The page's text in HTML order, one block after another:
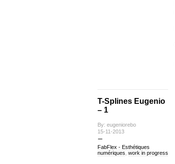
T-Splines Eugenio
– 1
By: eugeniorebo
15-11-2013
FabFlex - Esthétiques
numériques work in progress